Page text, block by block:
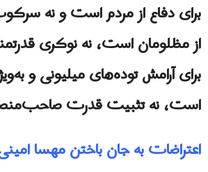
برای دفاع از مردم است و نه
از مظلومان است، نه نوکری
برای آرامش توده‌های میلیونی و
است، نه تثبیت قدرت
اعتراضات به جان باختن مهسا